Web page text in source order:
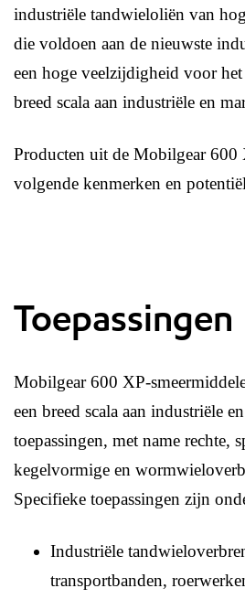
industriële tandwieloliën van
die voldoen aan de nieuwste
een hoge veelzijdigheid voor het
breed scala aan industriële en
Producten uit de Mobilgear 600
volgende kenmerken en
Toepassingen
Mobilgear 600 XP-
een breed scala aan industriële
toepassingen, met name rechte,
kegelvormige en
Specifieke toepassingen zijn
Industriële
transportbanden,